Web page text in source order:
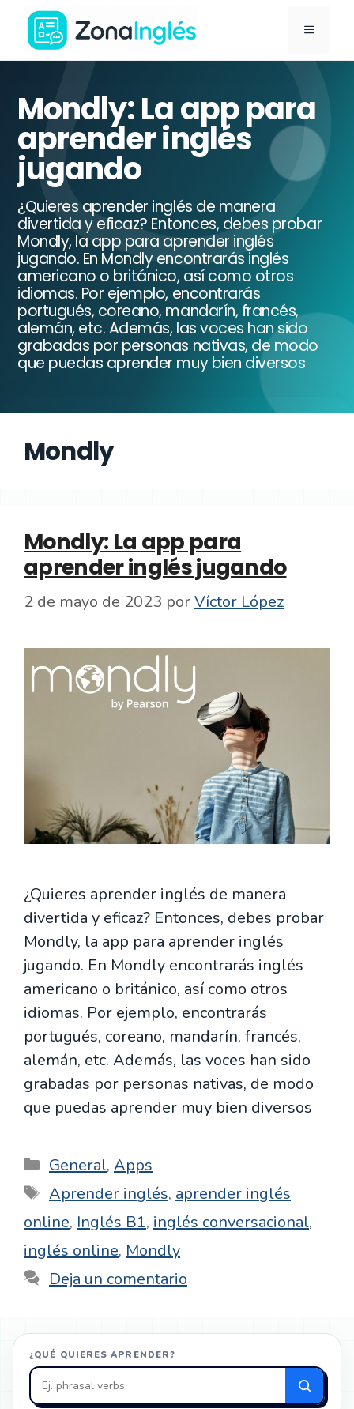
Saltar
contenido
Ir
la
portada
de
ZonaInglés
MENÚ
Mondly: La app para
aprender inglés
jugando
¿Quieres aprender inglés de manera
divertida y eficaz? Entonces, debes probar
Mondly, la app para aprender inglés
jugando. En Mondly encontrarás inglés
americano o británico, así como otros
idiomas. Por ejemplo, encontrarás
portugués, coreano, mandarín, francés,
alemán, etc. Además, las voces han sido
grabadas por personas nativas, de modo
que puedas aprender muy bien diversos
Mondly
Mondly: La app para
aprender inglés jugando
2 de mayo de 2023 porVíctor López
¿Quieres aprender inglés de manera
divertida y eficaz? Entonces, debes probar
Mondly, la app para aprender inglés
jugando. En Mondly encontrarás inglés
americano o británico, así como otros
idiomas. Por ejemplo, encontrarás
portugués, coreano, mandarín, francés,
alemán, etc. Además, las voces han sido
grabadas por personas nativas, de modo
que puedas aprender muy bien diversos
Categorías
General, Apps
Etiquetas
Aprender inglés, aprender inglés
online, Inglés B1, inglés conversacional,
inglés online, Mondly
Deja un comentario
¿QUÉ QUIERES APRENDER?
Buscar
en